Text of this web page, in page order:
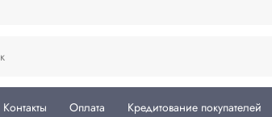
Контакты Оплата Кредитование покупателей